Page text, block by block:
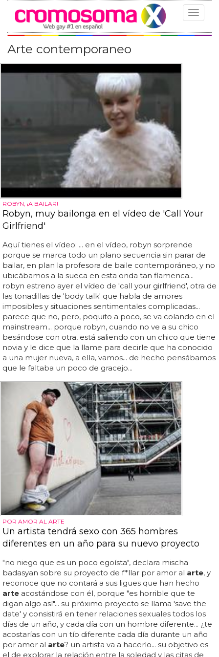
Toggle
Arte contemporaneo
ROBYN, ¡A BAILAR!
Robyn, muy bailonga en el vídeo de 'Call Your
Girlfriend'
Aquí tienes el vídeo: ... en el vídeo, robyn sorprende
porque se marca todo un plano secuencia sin parar de
bailar, en plan la profesora de baile contemporáneo, y no
ubicábamos a la sueca en esta onda tan flamenca...
robyn estreno ayer el vídeo de 'call your girlfriend', otra de
las tonadillas de 'body talk' que habla de amores
imposibles y situaciones sentimentales complicadas...
parece que no, pero, poquito a poco, se va colando en el
mainstream... porque robyn, cuando no ve a su chico
besándose con otra, está saliendo con un chico que tiene
novia y le dice que la llame para decirle que ha conocido
a una mujer nueva, a ella, vamos... de hecho pensábamos
que le faltaba un poco de gracejo...
POR AMOR AL ARTE
Un artista tendrá sexo con 365 hombres
diferentes en un año para su nuevo proyecto
"no niego que es un poco egoísta", declara mischa
badasyan sobre su proyecto de f*llar por amor al arte, y
reconoce que no contará a sus ligues que han hecho
arte acostándose con él, porque "es horrible que te
digan algo así"... su próximo proyecto se llama 'save the
date' y consistirá en tener relaciones sexuales todos los
días de un año, y cada día con un hombre diferente... ¿te
acostarías con un tío diferente cada día durante un año
por amor al arte? un artista va a hacerlo... su objetivo es
el de explorar la relación entre la soledad y las citas de